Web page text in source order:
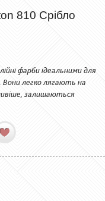
810 Срібло
фарби ідеальними для
Вони легко лягають на
залишаються